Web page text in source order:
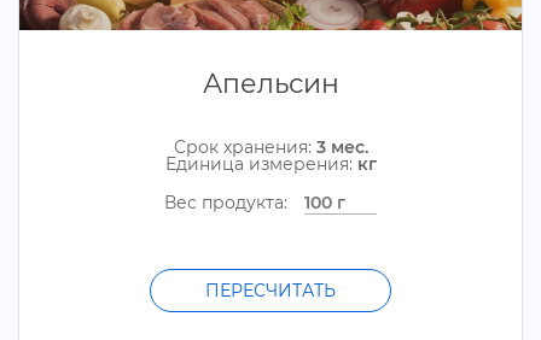
Апельсин
Срок хранения: 3 мес.
Единица измерения: к
ес продукта:
ПЕРЕСЧИТАТЬ